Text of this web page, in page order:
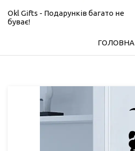
Okl Gifts - Подарунків багато не
буває!
ГОЛОВНА